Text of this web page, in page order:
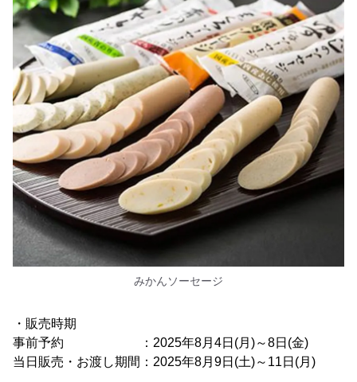
みかんソーセージ
・販売時期
事前予約 ：2025年8月4日(月)～8日(金)
当日販売・お渡し期間：2025年8月9日(土)～11日(月)